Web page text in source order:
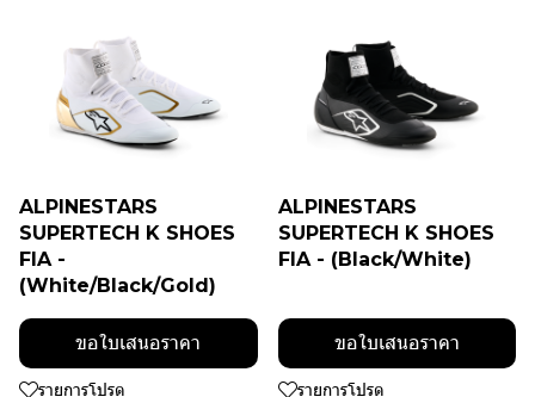
ALPINESTARS
SUPERTECH K SHOES
FIA -
(White/Black/Gold)
ขอใบเสนอราคา
รายการโปรด
ALPINESTARS
SUPERTECH K SHOES
FIA - (Black/White)
ขอใบเสนอราคา
รายการโปรด